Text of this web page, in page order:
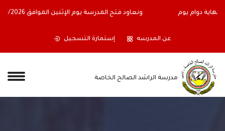
أولياء الأمور الكرام ستغلق المدرسة أبوابها اعتباراً من نهاية دوام يوم
عن المدرسه إستمارة التسجيل
مدرسة الراشد الصالح الخاصة